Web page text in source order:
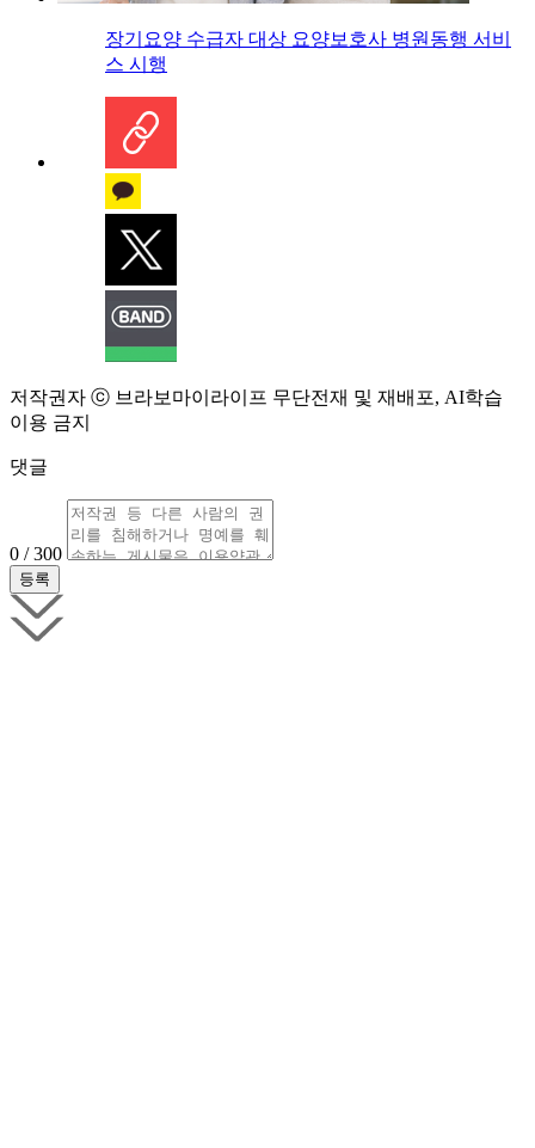
장기요양 수급자 대상 요양보호사 병원동행 서비
스 시행
저작권자 ⓒ 브라보마이라이프 무단전재 및 재배포, AI학습
이용 금지
댓글
0 / 300